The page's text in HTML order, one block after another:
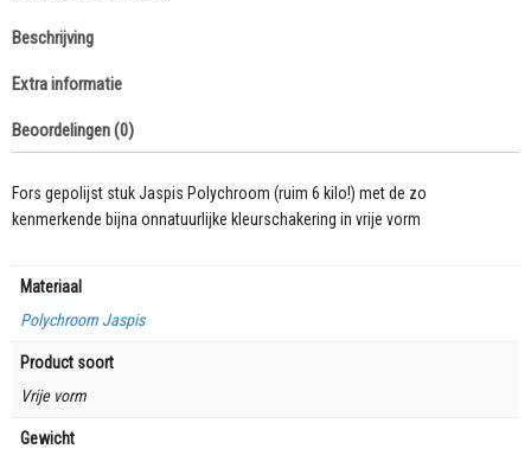
bijzondere
aantal
Beschrijving
Extra informatie
Beoordelingen (0)
Fors gepolijst stuk Jaspis Polychroom (ruim 6 kilo!) met de zo
kenmerkende bijna onnatuurlijke kleurschakering in vrije vorm
Materiaal
Polychroom Jaspis
Product soort
Vrije vorm
Gewicht